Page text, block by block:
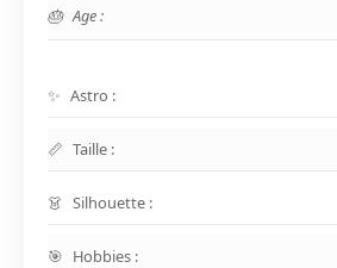
Age :
Astro :
Taille :
Silhouette :
Hobbies :